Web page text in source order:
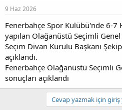
u
b
a
l
a
t
a
n
ç
t
a
r
h
i
9 Haz 2026
Fenerbahçe Spor Kulübü'nde 6-
yapılan Olağanüstü Seçimli
Seçim Divan Kurulu Başkanı
açıklandı.
Fenerbahçe Olağanüstü Seçimli
sonuçları açıklandı
Cevap yazmak için giriş